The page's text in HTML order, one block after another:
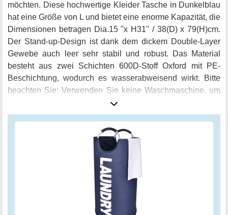
möchten. Diese hochwertige Kleider Tasche in Dunkelblau
hat eine Größe von L und bietet eine enorme Kapazität, die
Dimensionen betragen Dia.15 "x H31" / 38(D) x 79(H)cm.
Der Stand-up-Design ist dank dem dickem Double-Layer
Gewebe auch leer sehr stabil und robust. Das Material
besteht aus zwei Schichten 600D-Stoff Oxford mit PE-
Beschichtung, wodurch es wasserabweisend wirkt. Bitte
beachten Sie: Verwenden Sie keine Waschmaschine, um
die Tasche zu reinigen, da dies der Beschichtung schaden
kann. Der Wäschekorb ist leicht faltbar und der Soft-
Aluminiumgriff erleichtert das Tragen. Entdecken Sie mit
dem Eono 90L Großen Faltbare Wäschekorb eine
praktische und langlebige Lösung für Ihre